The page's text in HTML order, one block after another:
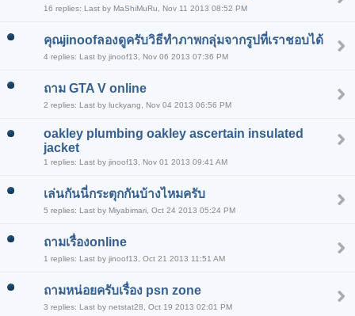
16 replies: Last by MaShiMuRu, Nov 11 2013 08:52 PM
คุณjinoofลองดูครับวิธีทำภาพกลุ่มจากรูปที่เราชอบได้
4 replies: Last by jinoof13, Nov 06 2013 07:36 PM
ถาม GTA V online
2 replies: Last by luckyang, Nov 04 2013 06:56 PM
oakley plumbing oakley ascertain insulated
jacket
1 replies: Last by jinoof13, Nov 01 2013 09:41 AM
เล่นกันนี่กระตุกกันบ้างไหมครับ
5 replies: Last by Miyabimari, Oct 24 2013 05:24 PM
ถามเรื่องonline
1 replies: Last by jinoof13, Oct 21 2013 11:51 AM
ถามหน่อยครับเรื่อง psn zone
3 replies: Last by netstat28, Oct 19 2013 02:01 PM